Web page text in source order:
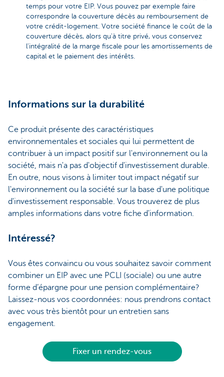
temps pour votre EIP. Vous pouvez par exemple faire
correspondre la couverture décès au remboursement de
votre crédit-logement. Votre société finance le coût de la
couverture décès, alors qu'à titre privé, vous conservez
l'intégralité de la marge fiscale pour les amortissements de
capital et le paiement des intérêts.
Informations sur la durabilité
Ce produit présente des caractéristiques
environnementales et sociales qui lui permettent de
contribuer à un impact positif sur l'environnement ou la
société, mais n'a pas d'objectif d'investissement durable.
En outre, nous visons à limiter tout impact négatif sur
l'environnement ou la société sur la base d'une politique
d'investissement responsable. Vous trouverez de plus
amples informations dans votre fiche d'information.
Intéressé?
Vous êtes convaincu ou vous souhaitez savoir comment
combiner un EIP avec une PCLI (sociale) ou une autre
forme d’épargne pour une pension complémentaire?
Laissez-nous vos coordonnées: nous prendrons contact
avec vous très bientôt pour un entretien sans
engagement.
Fixer un rendez-vous